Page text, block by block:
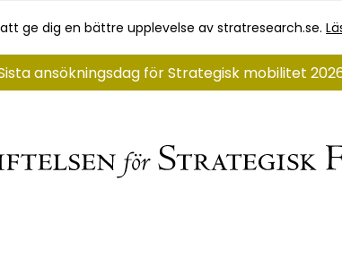
ge dig en bättre upplevelse av stratresearch.se.
ansökningsdag för Strategisk mobilitet